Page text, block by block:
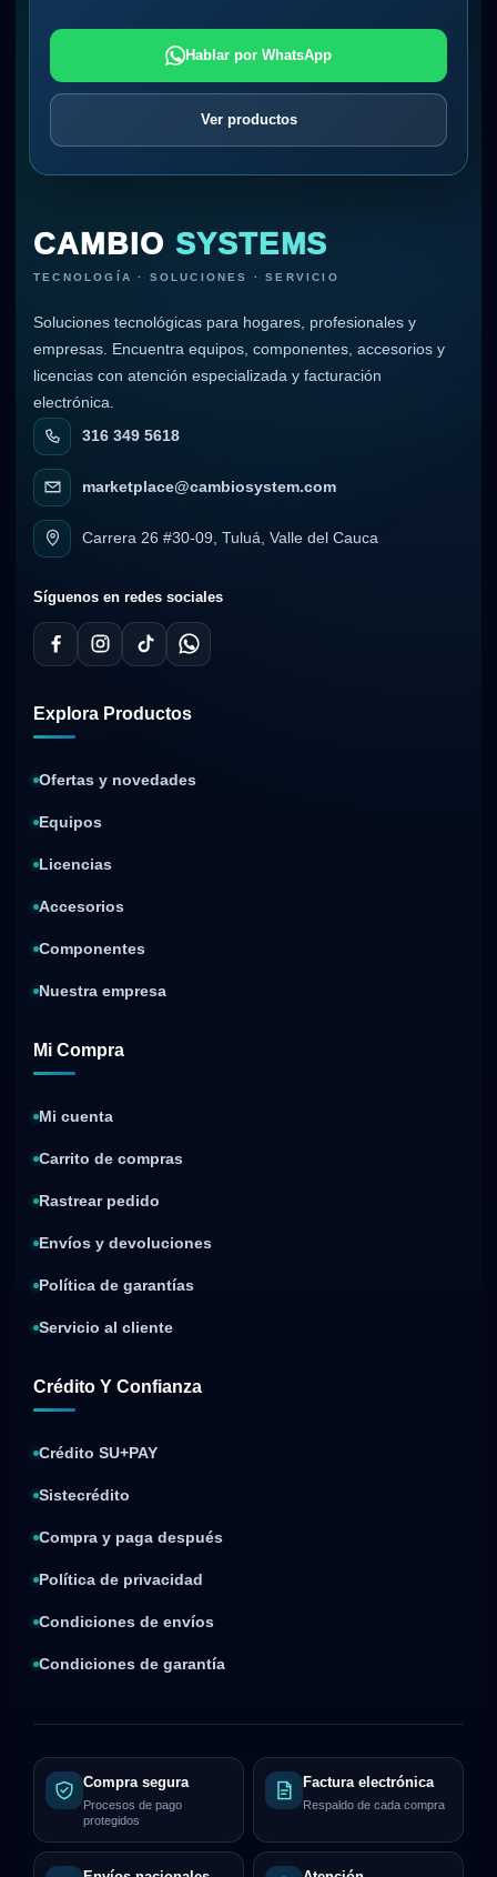
Hablar por WhatsApp
Ver productos
CAMBIO SYSTEMS
TECNOLOGÍA · SOLUCIONES · SERVICIO
Soluciones tecnológicas para hogares, profesionales y
empresas. Encuentra equipos, componentes, accesorios y
licencias con atención especializada y facturación
electrónica.
316 349 5618
marketplace@cambiosystem.com
Carrera 26 #30-09, Tuluá, Valle del Cauca
Síguenos en redes sociales
Explora Productos
Ofertas y novedades
Equipos
Licencias
Accesorios
Componentes
Nuestra empresa
Mi Compra
Mi cuenta
Carrito de compras
Rastrear pedido
Envíos y devoluciones
Política de garantías
Servicio al cliente
Crédito Y Confianza
Crédito SU+PAY
Sistecrédito
Compra y paga después
Política de privacidad
Condiciones de envíos
Condiciones de garantía
Compra segura
Procesos de pago
protegidos
Factura electrónica
Respaldo de cada compra